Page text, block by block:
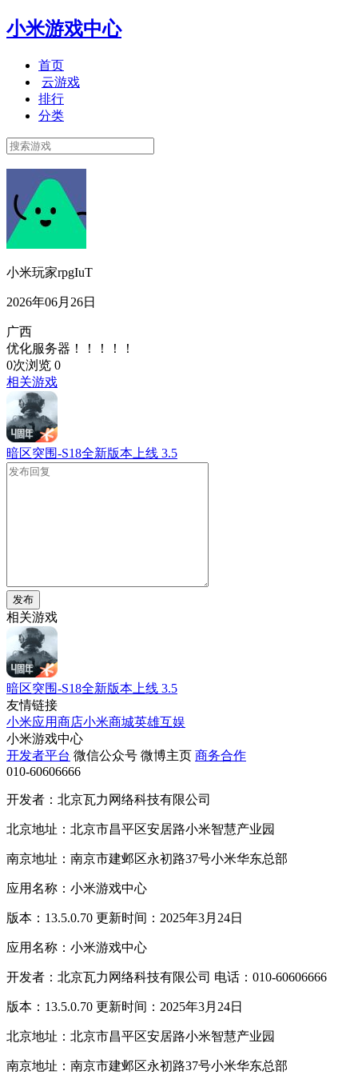
小米游戏中心
首页
云游戏
排行
分类
小米玩家rpgIuT
2026年06月26日
广西
优化服务器！！！！！
0次浏览 0
相关游戏
暗区突围-S18全新版本上线 3.5
发布
相关游戏
暗区突围-S18全新版本上线 3.5
友情链接
小米应用商店小米商城英雄互娱
小米游戏中心
开发者平台 微信公众号 微博主页 商务合作
010-60606666
开发者：北京瓦力网络科技有限公司
北京地址：北京市昌平区安居路小米智慧产业园
南京地址：南京市建邺区永初路37号小米华东总部
应用名称：小米游戏中心
版本：13.5.0.70 更新时间：2025年3月24日
应用名称：小米游戏中心
开发者：北京瓦力网络科技有限公司 电话：010-60606666
版本：13.5.0.70 更新时间：2025年3月24日
北京地址：北京市昌平区安居路小米智慧产业园
南京地址：南京市建邺区永初路37号小米华东总部